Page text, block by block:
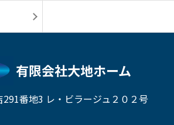
有限会社大地ホーム
番地3 レ・ビラージュ２０２号